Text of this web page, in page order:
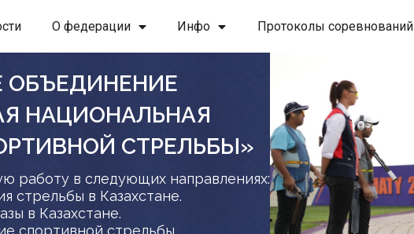
О федерации Инфо Протоколы соревнований
ОБЪЕДИНЕНИЕ
НАЦИОНАЛЬНАЯ
СТРЕЛЬБЫ»
работу в следующих направлениях:
стрельбы в Казахстане.
в Казахстане.
спортивной стрельбы